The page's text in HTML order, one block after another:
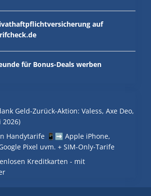
auf
für Bonus-Deals werben
Geld-Zurück-Aktion: Valess, Axe Deo,
2026)
Handytarife 📱➡️ Apple iPhone,
Pixel uvm. + SIM-Only-Tarife
Kreditkarten - mit